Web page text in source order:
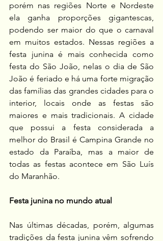
porém nas regiões Norte e Nordeste
ela ganha proporções gigantescas,
podendo ser maior do que o carnaval
em muitos estados. Nessas regiões a
festa junina é mais conhecida como
festa do São João, nelas o dia de São
João é feriado e há uma forte migração
das famílias das grandes cidades para o
interior, locais onde as festas são
maiores e mais tradicionais. A cidade
que possui a festa considerada a
melhor do Brasil é Campina Grande no
estado da Paraíba, mas a maior de
todas as festas acontece em São Luís
do Maranhão.
Festa junina no mundo atual
Nas últimas décadas, porém, algumas
tradições da festa junina vêm sofrendo